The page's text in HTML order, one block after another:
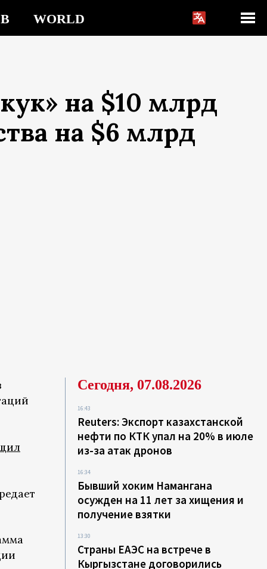
WORLD
на $10 млрд
на $6 млрд
Сегодня, 07.08.2026
16:43
Reuters: Экспорт казахстанской
нефти по КТК упал на 20% в июле
из-за атак дронов
16:34
Бывший хоким Намангана
осужден на 11 лет за хищения и
получение взятки
13:30
Страны ЕАЭС на встрече в
Кыргызстане договорились